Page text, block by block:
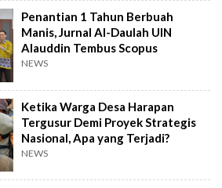
Penantian 1 Tahun Berbuah
Manis, Jurnal Al-Daulah UIN
Alauddin Tembus Scopus
NEWS
Ketika Warga Desa Harapan
Tergusur Demi Proyek Strategis
Nasional, Apa yang Terjadi?
NEWS